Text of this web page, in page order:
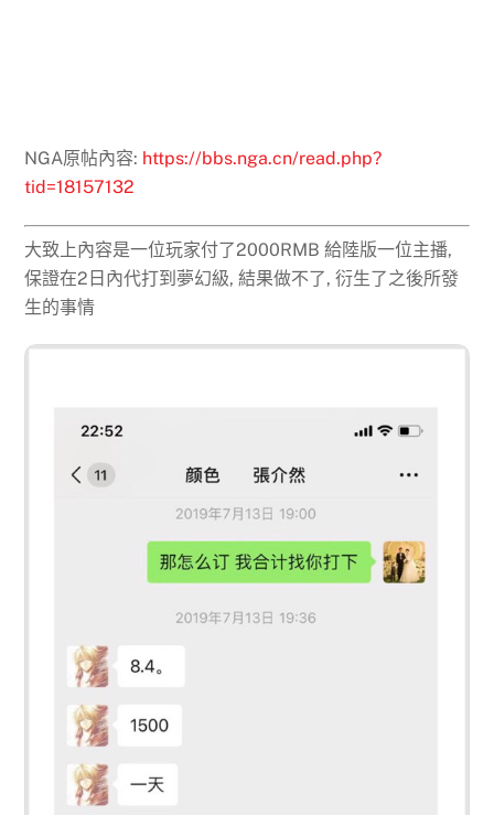
NGA原帖內容: https://bbs.nga.cn/read.php?
tid=18157132
大致上內容是一位玩家付了2000RMB 給陸版一位主播,
保證在2日內代打到夢幻級, 結果做不了, 衍生了之後所發
生的事情